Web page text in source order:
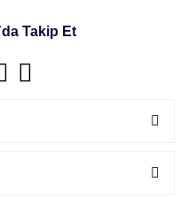
Takip Et